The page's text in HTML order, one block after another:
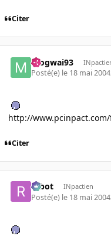
Citer
mogwai93
Posté(e) le 18 mai 2004
http://
Citer
rabot INpactien
Posté(e) le 18 mai 2004